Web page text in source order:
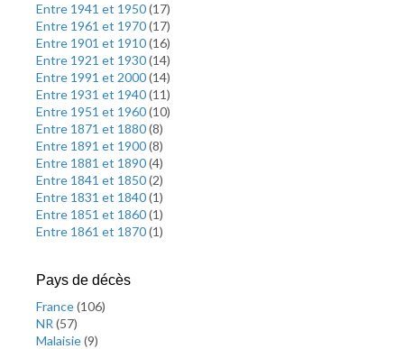
Entre 1941 et 1950(17)
Entre 1961 et 1970(17)
Entre 1901 et 1910(16)
Entre 1921 et 1930(14)
Entre 1991 et 2000(14)
Entre 1931 et 1940(11)
Entre 1951 et 1960(10)
Entre 1871 et 1880(8)
Entre 1891 et 1900(8)
Entre 1881 et 1890(4)
Entre 1841 et 1850(2)
Entre 1831 et 1840(1)
Entre 1851 et 1860(1)
Entre 1861 et 1870(1)
Pays de décès
France(106)
NR (57)
Malaisie(9)